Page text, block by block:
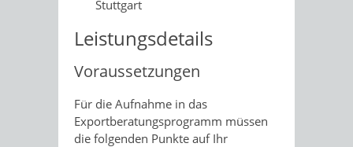
Stuttgart
Leistungsdetails
Voraussetzungen
Für die Aufnahme in das
Exportberatungsprogramm müssen
die folgenden Punkte auf Ihr